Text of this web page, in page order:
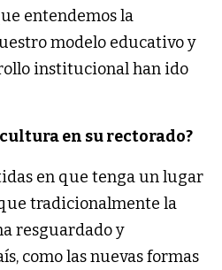
entendemos la
modelo educativo y
institucional han ido
en su rectorado?
en que tenga un lugar
tradicionalmente la
resguardado y
como las nuevas formas